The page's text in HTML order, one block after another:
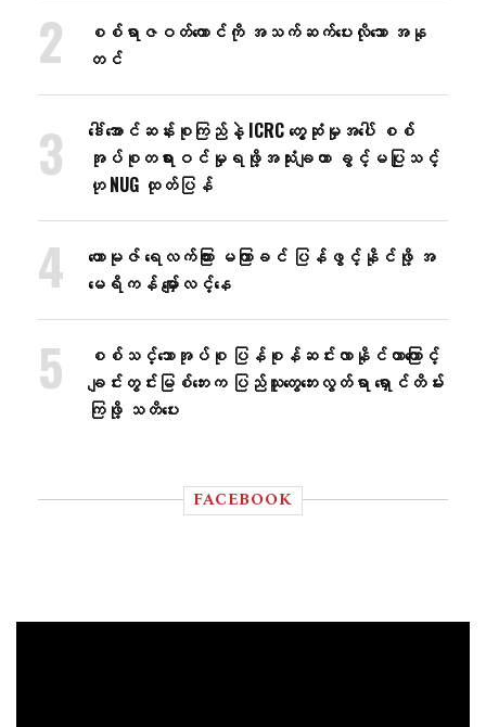
စစ်ရာဇဝတ်ကောင်ကို အသက်ဆက်ပေးလိုသော အနု
တင်
ဒေါ်အောင်ဆန်းစုကြည်နဲ့ ICRC တွေ့ဆုံမှုအပေါ် စစ်
အုပ်စုတရားဝင်မှုရဖို့အသုံးချတာ ခွင့်မပြုသင့်
ဟု NUG ထုတ်ပြန်
ဟောမုဇ် ရေလက်ကြား မကြာခင် ပြန်ဖွင့်နိုင်ဖို့ အ
မေရိကန် မျှော်လင့်နေ
စစ်သင်္ဘောအုပ်စု ပြန်စုန်ဆင်းလာနိုင်တာကြောင့်
ချင်းတွင်းမြစ်ဘေးက ပြည်သူတွေဘေးလွတ်ရာ ရှောင်တိမ်း
ကြဖို့ သတိပေး
FACEBOOK